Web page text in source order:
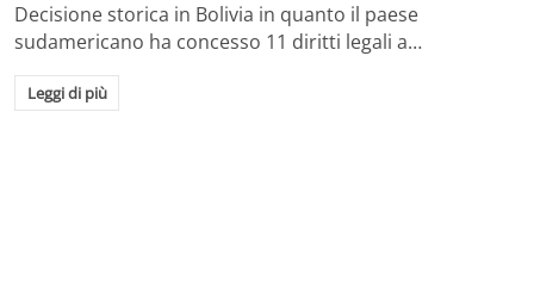
Decisione storica in Bolivia in quanto il paese
sudamericano ha concesso 11 diritti legali a…
Leggi di più